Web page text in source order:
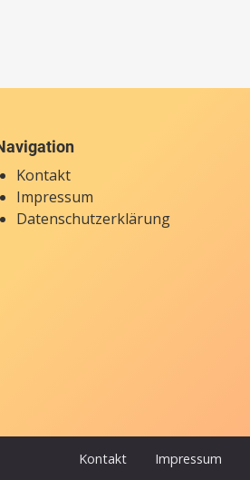
Kontakt
Impressum
Datenschutzerklärung
Kontakt Impressum